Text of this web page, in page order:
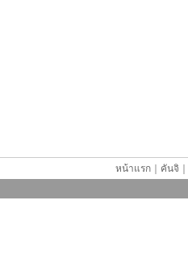
หน้าแรก คันจิ